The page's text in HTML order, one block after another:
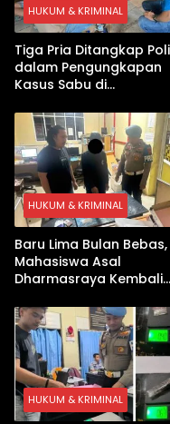
HUKUM & KRIMINAL
Tiga Pria Ditangkap
dalam Pengungkapan
Kasus Sabu di
Digital hingga Bong
HUKUM & KRIMINAL
Baru Lima Bulan Bebas,
Mahasiswa Asal
Dharmasraya Kembali
HUKUM & KRIMINAL